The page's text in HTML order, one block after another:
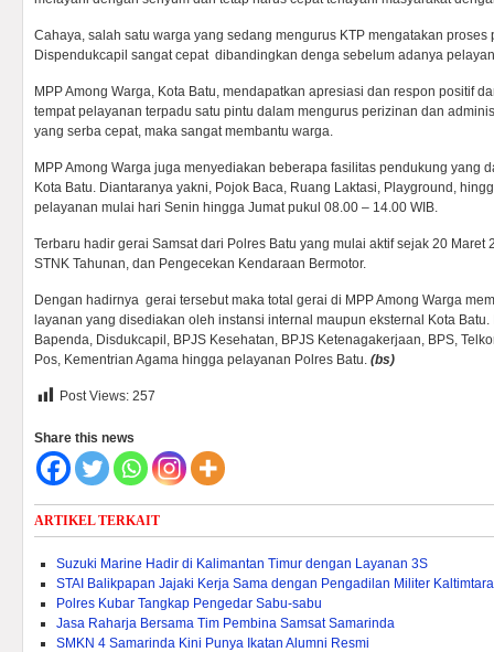
Cahaya, salah satu warga yang sedang mengurus KTP mengatakan proses
Dispendukcapil sangat cepat dibandingkan denga sebelum adanya
MPP Among Warga, Kota Batu, mendapatkan apresiasi dan respon positif
tempat pelayanan terpadu satu pintu dalam mengurus perizinan dan
yang serba cepat, maka sangat membantu warga.
MPP Among Warga juga menyediakan beberapa fasilitas pendukung yang
Kota Batu. Diantaranya yakni, Pojok Baca, Ruang Laktasi, Playground,
pelayanan mulai hari Senin hingga Jumat pukul 08.00 – 14.00 WIB.
Terbaru hadir gerai Samsat dari Polres Batu yang mulai aktif sejak 20
STNK Tahunan, dan Pengecekan Kendaraan Bermotor.
Dengan hadirnya gerai tersebut maka total gerai di MPP Among Warga
layanan yang disediakan oleh instansi internal maupun eksternal Kota
Bapenda, Disdukcapil, BPJS Kesehatan, BPJS Ketenagakerjaan, BPS,
Pos, Kementrian Agama hingga pelayanan Polres Batu. (bs)
Post Views: 257
Share this news
ARTIKEL TERKAIT
Suzuki Marine Hadir di Kalimantan Timur dengan Layanan 3S
STAI Balikpapan Jajaki Kerja Sama dengan Pengadilan Militer Kaltimtara
Polres Kubar Tangkap Pengedar Sabu-sabu
Jasa Raharja Bersama Tim Pembina Samsat Samarinda
SMKN 4 Samarinda Kini Punya Ikatan Alumni Resmi